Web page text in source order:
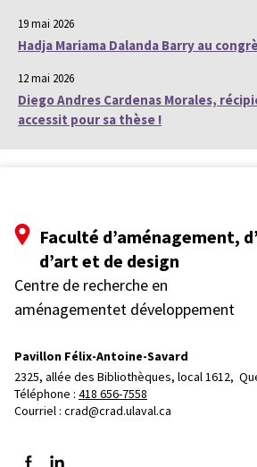
19 mai 2026
Hadja Mariama Dalanda Barry au
12 mai 2026
Diego Andres Cardenas Morales,
accessit pour sa thèse !
Faculté d’aménagement,
d’art et de design
Centre de recherche en
aménagementet développement
Pavillon Félix-Antoine-Savard
2325, allée des Bibliothèques, local 1612,
Téléphone : 418 656-7558
Courriel : crad@crad.ulaval.ca
Suivez-nous sur Facebook
Suivez-nous sur LinkedIn